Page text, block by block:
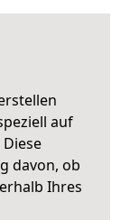
auf
davon, ob
Ihres